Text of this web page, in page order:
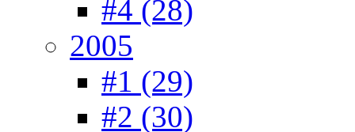
#4 (28)
2005
#1 (29)
#2 (30)